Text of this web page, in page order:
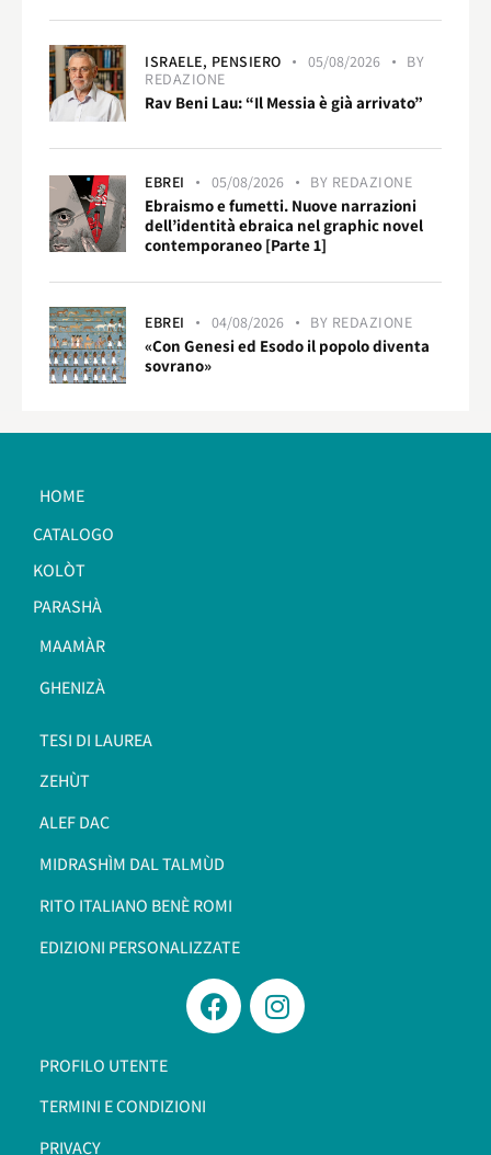
ISRAELE, PENSIERO 05/08/2026
BY
REDAZIONE
Rav Beni Lau: “Il Messia è già arrivato”
EBREI 05/08/2026 BY REDAZIONE
Ebraismo e fumetti. Nuove narrazioni
dell’identità ebraica nel graphic novel
contemporaneo [Parte 1]
EBREI 04/08/2026 BY REDAZIONE
«Con Genesi ed Esodo il popolo diventa
sovrano»
HOME
CATALOGO
KOLÒT
PARASHÀ
MAAMÀR
GHENIZÀ
TESI DI LAUREA
ZEHÙT
ALEF DAC
MIDRASHÌM DAL TALMÙD
RITO ITALIANO BENÈ ROMI​
EDIZIONI PERSONALIZZATE
PROFILO UTENTE
TERMINI E CONDIZIONI
PRIVACY